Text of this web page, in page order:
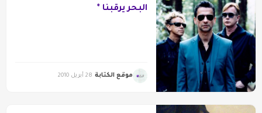
البحر يرقبنا *
موقع الكتابة 28 أبريل 2010